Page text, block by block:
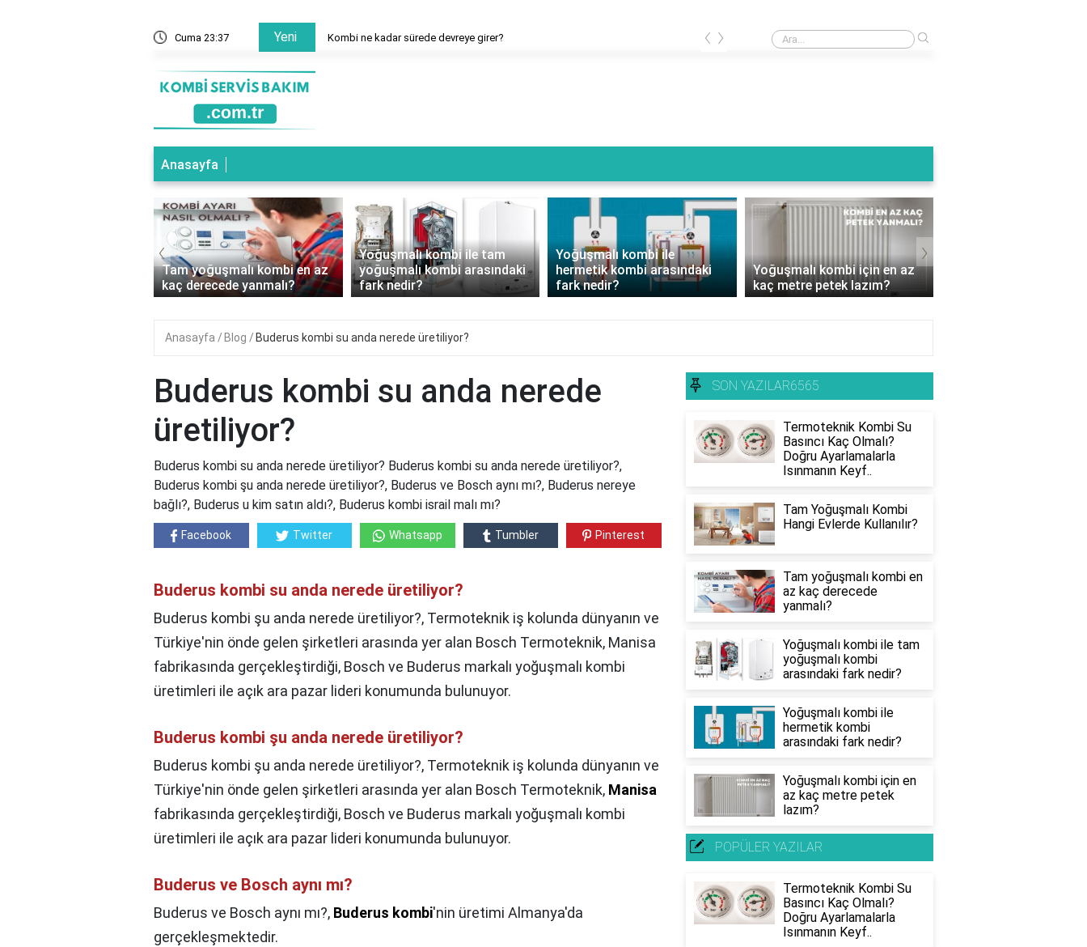
Cuma 23:37 Yeni Kombi ne kadar sürede devreye girer? Kombi baca ucu kuşluk ne ise yarar?
‹ ›
Anasayfa
Tam yoğuşmalı kombi en az
kaç derecede yanmalı?
Yoğuşmalı kombi ile tam
yoğuşmalı kombi arasındaki
fark nedir?
Yoğuşmalı kombi ile
hermetik kombi arasındaki
fark nedir?
Yoğuşmalı kombi için en az
kaç metre petek lazım?
‹ ›
Anasayfa Blog Buderus kombi su anda nerede üretiliyor?
Buderus kombi su anda nerede
üretiliyor?
Buderus kombi su anda nerede üretiliyor? Buderus kombi su anda nerede üretiliyor?,
Buderus kombi şu anda nerede üretiliyor?, Buderus ve Bosch aynı mı?, Buderus nereye
bağlı?, Buderus u kim satın aldı?, Buderus kombi israil malı mı?
Facebook Twitter Whatsapp Tumbler Pinterest
Buderus kombi su anda nerede üretiliyor?
Buderus kombi şu anda nerede üretiliyor?, Termoteknik iş kolunda dünyanın ve
Türkiye'nin önde gelen şirketleri arasında yer alan Bosch Termoteknik, Manisa
fabrikasında gerçekleştirdiği, Bosch ve Buderus markalı yoğuşmalı kombi
üretimleri ile açık ara pazar lideri konumunda bulunuyor.
Buderus kombi şu anda nerede üretiliyor?
Buderus kombi şu anda nerede üretiliyor?, Termoteknik iş kolunda dünyanın ve
Türkiye'nin önde gelen şirketleri arasında yer alan Bosch Termoteknik, Manisa
fabrikasında gerçekleştirdiği, Bosch ve Buderus markalı yoğuşmalı kombi
üretimleri ile açık ara pazar lideri konumunda bulunuyor.
Buderus ve Bosch aynı mı?
Buderus ve Bosch aynı mı?, Buderus kombi'nin üretimi Almanya'da
gerçekleşmektedir.
SON YAZILAR6565
Termoteknik Kombi Su
Basıncı Kaç Olmalı?
Doğru Ayarlamalarla
Isınmanın Keyf..
Tam Yoğuşmalı Kombi
Hangi Evlerde Kullanılır?
Tam yoğuşmalı kombi en
az kaç derecede
yanmalı?
Yoğuşmalı kombi ile tam
yoğuşmalı kombi
arasındaki fark nedir?
Yoğuşmalı kombi ile
hermetik kombi
arasındaki fark nedir?
Yoğuşmalı kombi için en
az kaç metre petek
lazım?
POPÜLER YAZILAR
Termoteknik Kombi Su
Basıncı Kaç Olmalı?
Doğru Ayarlamalarla
Isınmanın Keyf..